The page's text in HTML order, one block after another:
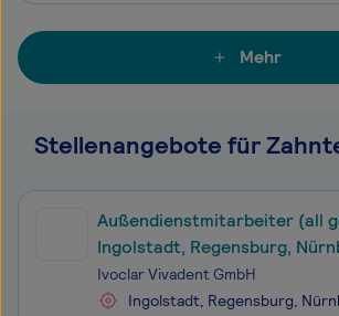
Mehr
Stellenangebote für
Außendienstmitarbeiter (all
Ingolstadt, Regensburg,
Ivoclar Vivadent GmbH
Ingolstadt, Regensburg,